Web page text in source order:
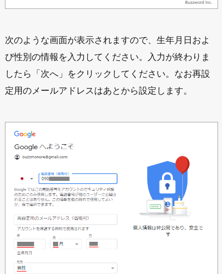
次のような画面が表示されますので、生年月日およ
び性別の情報を入力してください。入力が終わりま
したら「次へ」をクリックしてください。なお再設
定用のメールアドレスはあとから設定します。